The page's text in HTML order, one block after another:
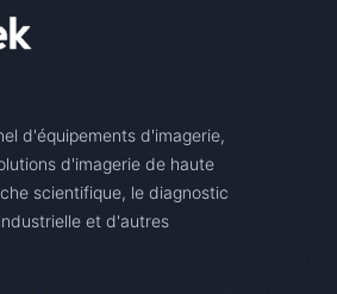
d'équipements d'imagerie,
d'imagerie de haute
scientifique, le diagnostic
et d'autres